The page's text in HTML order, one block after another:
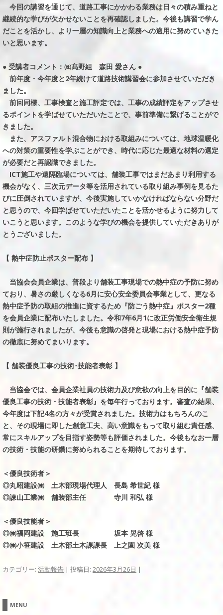
今回の講習を通じて、道路工事にかかわる業務は日々の積み重ねと
継続的な学びが欠かせないことを再確認しました。今後も講習で学ん
だことを活かし、より一層の知識向上と業務への適用に努めていきた
いと思います。
● 受講者コメント：㈱髙野組 森田 愛さん ●
前年度・今年度と2年続けて道路技術講習会に参加させていただき
ました。
前回同様、工事検査と施工評定では、工事の成績評定をアップさせ
るポイントを学ばせていただいたことで、事前準備に繋げることがで
きました。
また、アスファルト混合物における取組みについては、地球温暖化
への対策の重要性を学ぶことができ、時代に応じた最適な材料の選定
が必要だと再認識できました。
ICT施工や遠隔臨場については、舗装工事ではまだあまり利用する
機会がなく、三次元データ等を活用されている取り組み事例を見るた
びに圧倒されていますが、今後実施していかなければならない分野だ
と思うので、今回学ばせていただいたことを活かせるように努力して
いこうと思います。このような学びの機会を提供していただきありが
とうございました。
【 熱中症防止ポスター配布 】
当協会会員企業は、普段より舗装工事現場での熱中症の予防に努め
ており、暑さの厳しくなる6月に安心安全委員会事業として、更なる
熱中症予防の取組の推進に資するため『防ごう熱中症』ポスター2種
を会員企業に配布いたしました。令和7年6月1に改正労働安全衛生規
則が施行されましたが、今後も意識の啓発と現場における熱中症予防
の徹底に努めてまいります。
【 舗装優良工事の技術･技能者表彰 】
当協会では、会員企業社員の技術力及び意欲の向上を目的に『舗装
優良工事の技術・技能者表彰』を毎年行っております。審査の結果、
今年度は下記4名の方々が受賞されました。技術力はもちろんのこ
と、その現場に即した創意工夫、高い意識をもって取り組む責任感、
常にスキルアップを目指す姿勢等も評価されました。今後もなお一層
の技術・技能の研鑽に努められることを期待しております。
＜優良技術者＞
◎丸昭建設㈱ 土木部現場代理人 長島 希世紀 様
◎諫山工業㈱ 舗装部主任 寺川 和弘 様
＜優良技能者＞
◎㈱福岡建設 施工班長 坂本 晃啓 様
◎㈱小笹建設 土木部土木課課長 上之園 次美 様
カテゴリー: 活動報告 | 投稿日: 2026年3月26日 |
MENU